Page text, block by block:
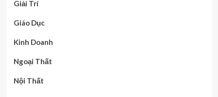
Giải Trí
Giáo Dục
Kinh Doanh
Ngoại Thất
Nội Thất